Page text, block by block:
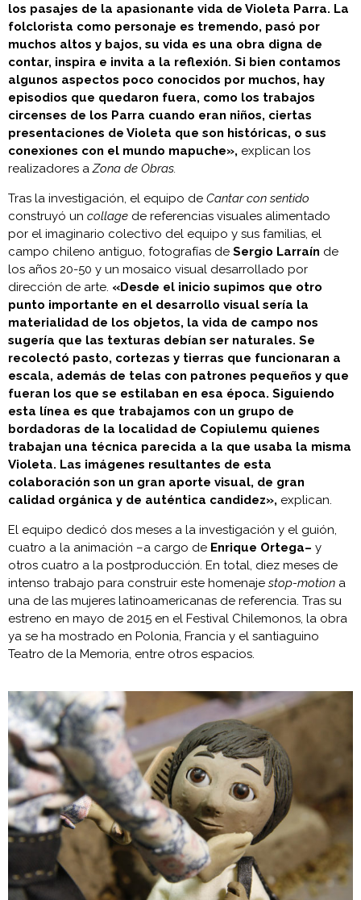
los pasajes de la apasionante vida de Violeta Parra. La
folclorista como personaje es tremendo, pasó por
muchos altos y bajos, su vida es una obra digna de
contar, inspira e invita a la reflexión. Si bien contamos
algunos aspectos poco conocidos por muchos, hay
episodios que quedaron fuera, como los trabajos
circenses de los Parra cuando eran niños, ciertas
presentaciones de Violeta que son históricas, o sus
conexiones con el mundo mapuche», explican los
realizadores aZona de Obras.
Tras la investigación, el equipo de Cantar con sentido
construyó un collage de referencias visuales alimentado
por el imaginario colectivo del equipo y sus familias, el
campo chileno antiguo, fotografías de Sergio Larraín de
los años 20-50 y un mosaico visual desarrollado por
dirección de arte. «Desde el inicio supimos que otro
punto importante en el desarrollo visual sería la
materialidad de los objetos, la vida de campo nos
sugería que las texturas debían ser naturales. Se
recolectó pasto, cortezas y tierras que funcionaran a
escala, además de telas con patrones pequeños y que
fueran los que se estilaban en esa época. Siguiendo
esta línea es que trabajamos con un grupo de
bordadoras de la localidad de Copiulemu quienes
trabajan una técnica parecida a la que usaba la misma
Violeta. Las imágenes resultantes de esta
colaboración son un gran aporte visual, de gran
calidad orgánica y de auténtica candidez», explican.
El equipo dedicó dos meses a la investigación y el guión,
cuatro a la animación –a cargo de Enrique Ortega– y
otros cuatro a la postproducción. En total, diez meses de
intenso trabajo para construir este homenaje stop-motion a
una de las mujeres latinoamericanas de referencia. Tras su
estreno en mayo de 2015 en el Festival Chilemonos, la obra
ya se ha mostrado en Polonia, Francia y el santiaguino
Teatro de la Memoria, entre otros espacios.